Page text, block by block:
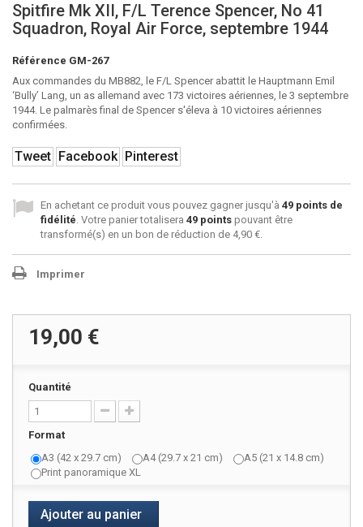
Spitfire Mk XII, F/L Terence Spencer, No 41
Squadron, Royal Air Force, septembre 1944
Référence GM-267
Aux commandes du MB882, le F/L Spencer abattit le Hauptmann Emil
‘Bully’ Lang, un as allemand avec 173 victoires aériennes, le 3 septembre
1944. Le palmarès final de Spencer s'éleva à 10 victoires aériennes
confirmées.
Tweet Facebook Pinterest
En achetant ce produit vous pouvez gagner jusqu'à 49 points de
fidélité. Votre panier totalisera 49 points pouvant être
transformé(s) en un bon de réduction de 4,90 €.
Imprimer
19,00 €
Quantité
Format
A3 (42 x 29.7 cm)
A4 (29.7 x 21 cm)
A5 (21 x 14.8 cm)
Print panoramique XL
Ajouter au panier